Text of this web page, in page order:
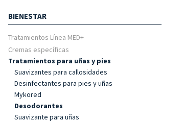
BIENESTAR
Tratamientos Línea MED+
Cremas específicas
Tratamientos para uñas y pies
Suavizantes para callosidades
Desinfectantes para pies y uñas
Mykored
Desodorantes
Suavizante para uñas